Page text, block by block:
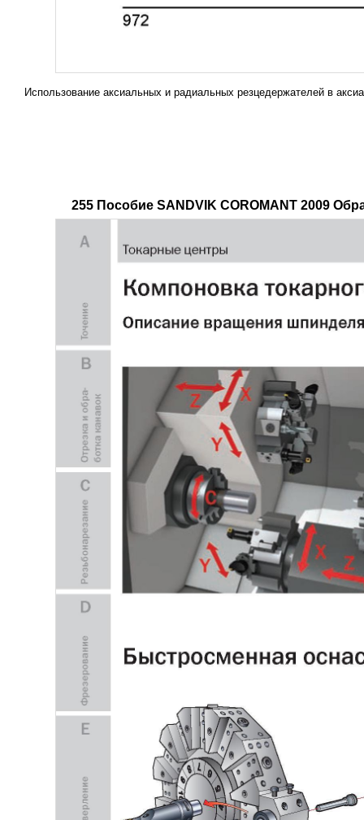
Использование аксиальных и радиальных резцедержателей в
255 Пособие SANDVIK COROMANT 2009